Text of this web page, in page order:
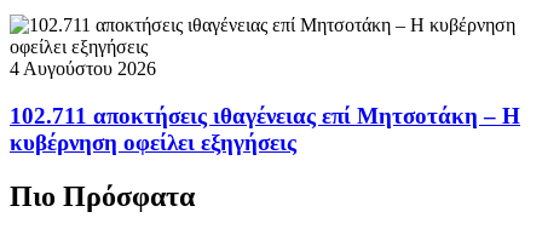
4 Αυγούστου 2026
102.711 αποκτήσεις ιθαγένειας επί Μητσοτάκη – Η
κυβέρνηση οφείλει εξηγήσεις
Πιο Πρόσφατα